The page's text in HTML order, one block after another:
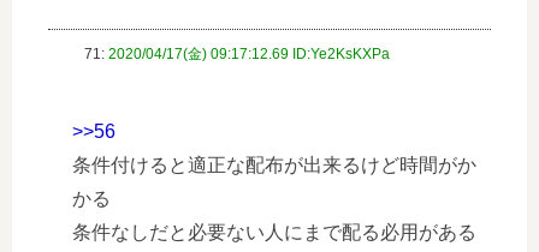
71: 2020/04/17(金) 09:17:12.69 ID:Ye2KsKXPa
>>56
条件付けると適正な配布が出来るけど時間がか
かる
条件なしだと必要ない人にまで配る必用がある